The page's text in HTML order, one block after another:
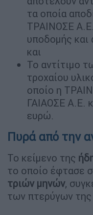
τα οποία
ΤΡΑΙΝΟΣΕ Α.Ε.
υποδομής και
και
Το αντίτιμο
τροχαίου
οποίο η
ΓΑΙΑΟΣΕ Α.Ε.
ευρώ.
Πυρά από την
Το κείμενο της
το οποίο έφτασε
τριών μηνών,
των πτερύγων της